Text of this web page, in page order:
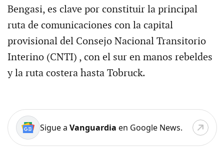
Bengasi, es clave por constituir la principal
ruta de comunicaciones con la capital
provisional del Consejo Nacional Transitorio
Interino (CNTI) , con el sur en manos rebeldes
y la ruta costera hasta Tobruck.
Sigue a Vanguardia en Google News.